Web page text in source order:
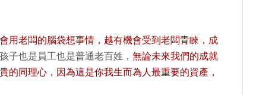
用老闆的腦袋想事情，越有機會受到老闆青睞，成
子也是員工也是普通老百姓， 無論未來我們的成就
的同理心，因為這是你我生而為人最重要的資產 ，